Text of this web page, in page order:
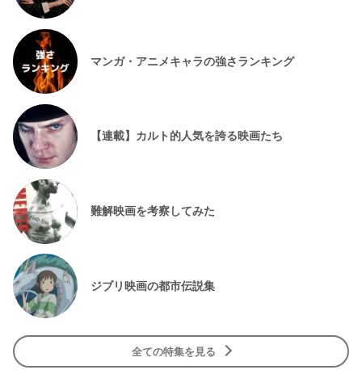
マンガ・アニメキャラの強さランキング
【連載】カルト的人気を誇る映画たち
難解映画を考察してみた
ジブリ映画の都市伝説集
全ての特集を見る